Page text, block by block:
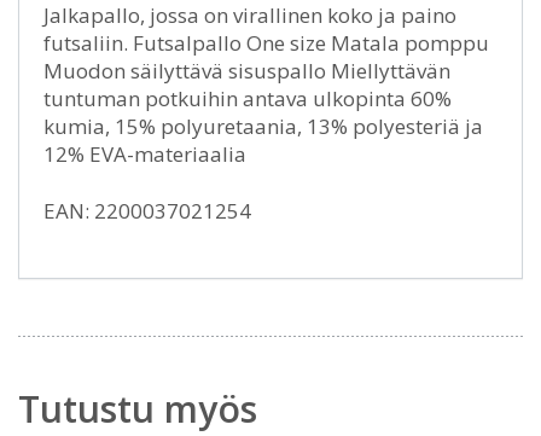
Jalkapallo, jossa on virallinen koko ja paino
futsaliin. Futsalpallo One size Matala pomppu
Muodon säilyttävä sisuspallo Miellyttävän
tuntuman potkuihin antava ulkopinta 60%
kumia, 15% polyuretaania, 13% polyesteriä ja
12% EVA-materiaalia
EAN: 2200037021254
Tutustu myös